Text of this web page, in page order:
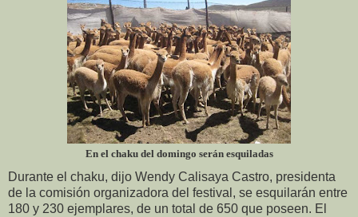
En el chaku del domingo serán esquiladas
Durante el chaku, dijo Wendy Calisaya Castro, presidenta
de la comisión organizadora del festival, se esquilarán entre
180 y 230 ejemplares, de un total de 650 que poseen. El